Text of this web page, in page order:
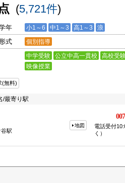
(5,721件)
年 小1～6 中1～3 高1～3 浪
式 個別指導
中学受験 公立中高一貫校
高校受
映像授業
(無料)
/最寄り駅
駅
地図
電話受付
く）